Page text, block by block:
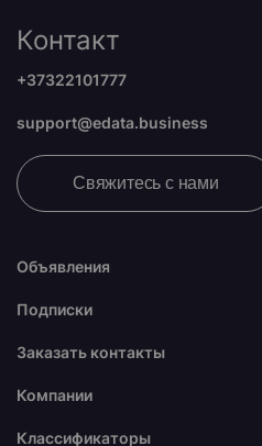
Объявления
Подписки
Заказать контакты
Компании
Классификаторы
Контакт
+37322101777
support@edata.business
Свяжитесь с нами